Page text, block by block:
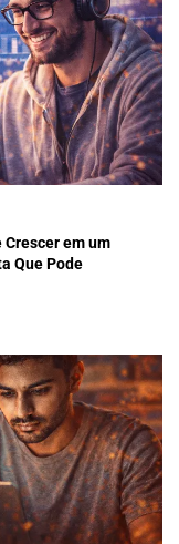
em um
Que Pode